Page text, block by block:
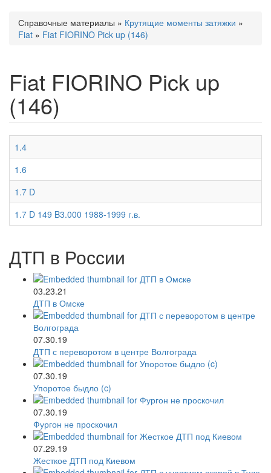
Вы здесь
Справочные материалы » Крутящие моменты затяжки »
Fiat » Fiat FIORINO Pick up (146)
Fiat FIORINO Pick up
(146)
1.4
1.6
1.7 D
1.7 D 149 B3.000 1988-1999 г.в.
ДТП в России
03.23.21
ДТП в Омске
07.30.19
ДТП с переворотом в центре Волгограда
07.30.19
Упоротое быдло (c)
07.30.19
Фургон не проскочил
07.29.19
Жесткое ДТП под Киевом